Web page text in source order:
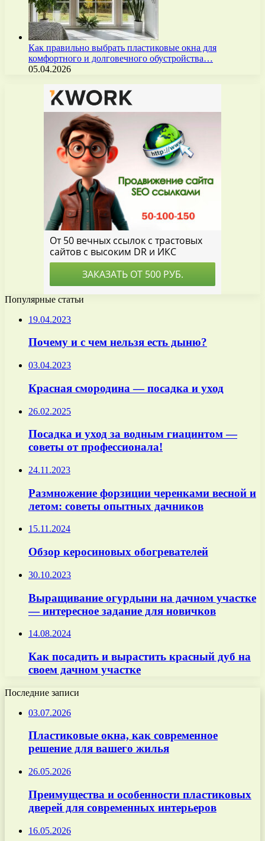
Как правильно выбрать пластиковые окна для
комфортного и долговечного обустройства…
05.04.2026
Популярные статьи
19.04.2023
Почему и с чем нельзя есть дыню?
03.04.2023
Красная смородина — посадка и уход
26.02.2025
Посадка и уход за водным гиацинтом —
советы от профессионала!
24.11.2023
Размножение форзиции черенками весной и
летом: советы опытных дачников
15.11.2024
Обзор керосиновых обогревателей
30.10.2023
Выращивание огурдыни на дачном участке
— интересное задание для новичков
14.08.2024
Как посадить и вырастить красный дуб на
своем дачном участке
Последние записи
03.07.2026
Пластиковые окна, как современное
решение для вашего жилья
26.05.2026
Преимущества и особенности пластиковых
дверей для современных интерьеров
16.05.2026